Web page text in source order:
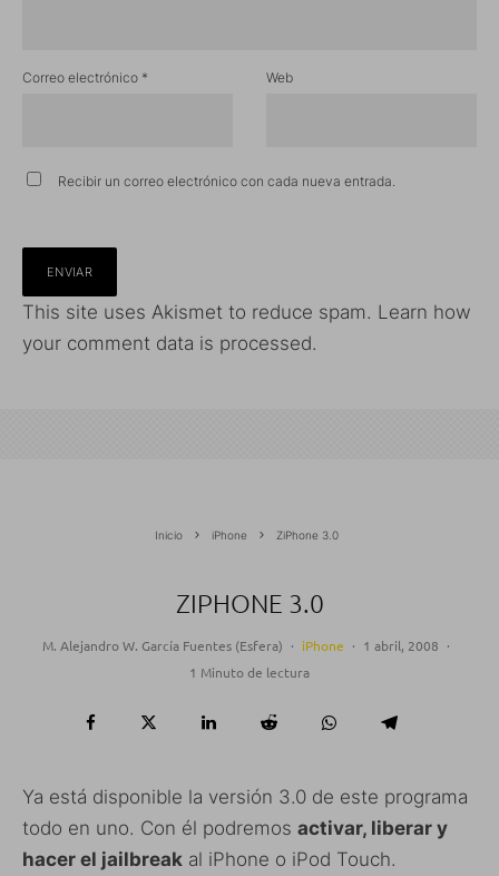
Correo electrónico * Web
Recibir un correo electrónico con cada nueva entrada.
This site uses Akismet to reduce spam. Learn how
your comment data is processed.
Inicio iPhone ZiPhone 3.0
ZIPHONE 3.0
M. Alejandro W. García Fuentes (Esfera) · iPhone · 1 abril, 2008 ·
1 Minuto de lectura
Ya está disponible la versión 3.0 de este programa
todo en uno. Con él podremos activar, liberar y
hacer el jailbreak al iPhone o iPod Touch.